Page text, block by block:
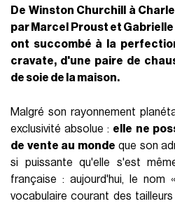
De Winston Churchill à
par Marcel Proust et
ont succombé à la
cravate, d'une paire de
de soie de la maison.
Malgré son rayonnement
exclusivité absolue : elle ne
de vente au monde que son
si puissante qu'elle s'est
française : aujourd'hui, le
vocabulaire courant des